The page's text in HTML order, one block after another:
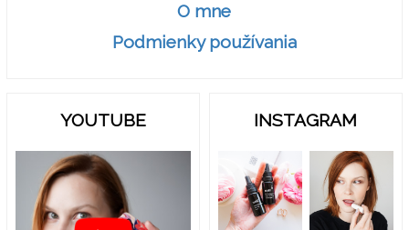
O mne
Podmienky používania
YOUTUBE INSTAGRAM